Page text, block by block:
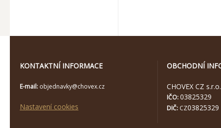
KONTAKTNÍ INFORMACE
E-mail: objednavky@chovex.cz
Nastavení cookies
OBCHODNÍ
CHOVEX CZ s.r.o.
IČO:03825329
DIČ: CZ03825329